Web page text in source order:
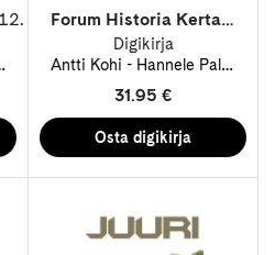
Sanna Huuskonen Sari
Forum Historia Kertaus (LOPS21) digikirja 12 kk ONL
Digikirja
Antti Kohi Hannele Palo
31.95 €